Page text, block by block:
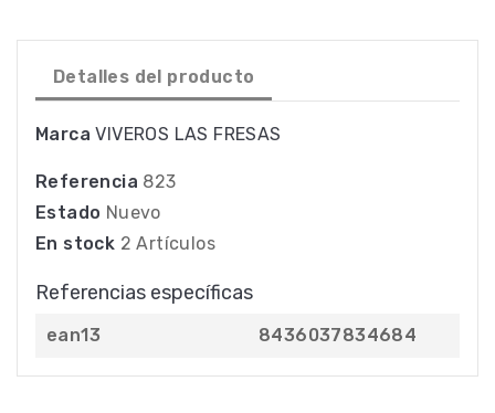
Detalles del producto
Marca VIVEROS LAS FRESAS
Referencia 823
Estado Nuevo
En stock 2 Artículos
Referencias específicas
ean13 8436037834684